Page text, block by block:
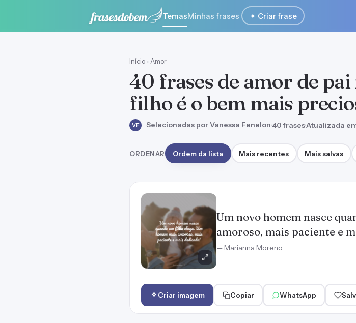
TemasMinhas frases ✦ Criar frase
Início › Amor
40 frases de amor de
filho é o bem mais
VF Selecionadas por Vanessa Fenelon·40 frases·Atualizada
ORDENAR Ordem da lista Mais recentes Mais salvas
Um novo homem nasce
amoroso, mais paciente e
— Marianna Moreno
Criar imagem Copiar WhatsApp